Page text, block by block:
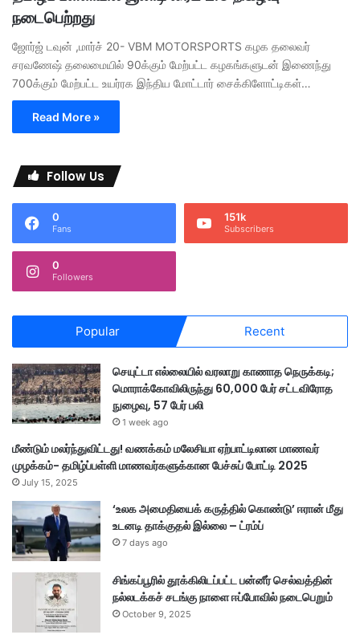
நடைபெற்றது
ஜோர்ஜ் டவுன் ,மார்ச் 20- VBM MOTORSPORTS கழக தலைவர்
சரவணேஷ் தலைமையில் 90க்கும் மேற்பட்ட கழகங்களுடன் இணைந்து
700க்கும் மேற்பட்ட உயர்ரக இந்திய மோட்டார் சைக்கிளோட்டிகள்…
Read More »
Follow Us
0
Fans
151k
Subscribers
0
Followers
Popular Recent
செயுட்டா எல்லையில் வரலாறு காணாத நெருக்கடி;
மொராக்கோவிலிருந்து 60,000 பேர் சட்டவிரோத
நுழைவு, 57 பேர் பலி
1 week ago
மீண்டும் மலர்ந்துவிட்டது! வணக்கம் மலேசியா ஏற்பாட்டிலான மாணவர்
முழக்கம்- தமிழ்ப்பள்ளி மாணவர்களுக்கான பேச்சுப் போட்டி 2025
July 15, 2025
‘உலக அமைதியைக் கருத்தில் கொண்டு’ ஈரான் மீது
உடனடி தாக்குதல் இல்லை – ட்ரம்ப்
7 days ago
சிங்கப்பூரில் தூக்கிலிடப்பட்ட பன்னீர் செல்வத்தின்
நல்லடக்கச் சடங்கு நாளை ஈப்போவில் நடைபெறும்
October 9, 2025